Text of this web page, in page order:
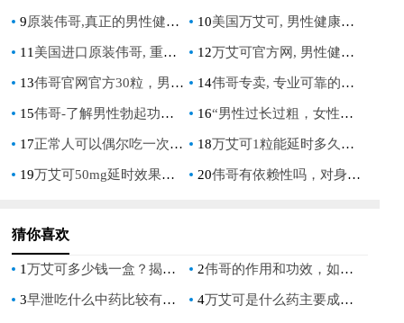
9原装伟哥,真正的男性健康守护者 10美国万艾可, 男性健康的革命性解决方案, 重拾自信与活力
11美国进口原装伟哥, 重拾男性自信的神奇选择 12万艾可官方网, 男性健康解决方案, 安全可靠的药品购买平台
13伟哥官网官方30粒，男性健康必备，正品保障，效果显著 14伟哥专卖, 专业可靠的男性健康解决方案, 安全有效的勃起功能障碍治疗药物
15伟哥-了解男性勃起功能障碍的有效解决方案 16“男性过长过粗，女性会得病么？”：深入探讨性健康与生理问题
17正常人可以偶尔吃一次伟哥吗：安全与健康考量 18万艾可1粒能延时多久：揭秘其效果与正确使用方法
19万艾可50mg延时效果解析及价格指南 20伟哥有依赖性吗，对身体有害吗？深入解析伟哥的安全性与副作用
猜你喜欢
1万艾可多少钱一盒？揭秘市场价格与购买指南 2伟哥的作用和功效，如何有效提升男性性功能
3早泄吃什么中药比较有用，中医推荐哪些药方？ 4万艾可是什么药主要成分，揭秘其核心成分与功效